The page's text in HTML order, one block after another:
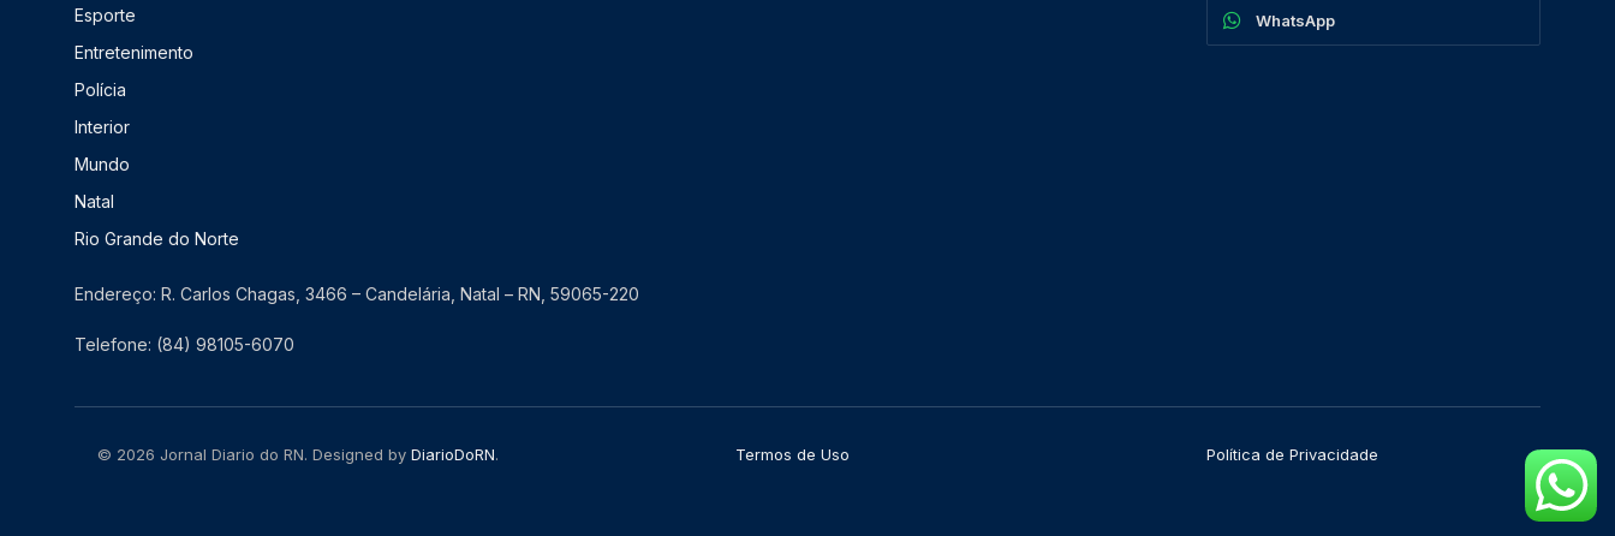
Esporte
Entretenimento
Polícia
Interior
Mundo
Natal
Rio Grande do Norte
WhatsApp
Endereço: R. Carlos Chagas, 3466 – Candelária, Natal – RN, 59065-220
Telefone: (84) 98105-6070
© 2026 Jornal Diario do RN. Designed byDiarioDoRN. Termos de Uso Política de Privacidade